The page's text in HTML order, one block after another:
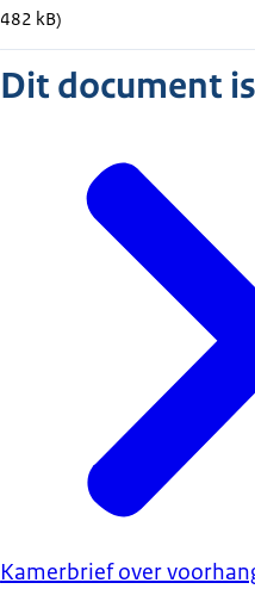
482 kB)
Dit document
Kamerbrief over